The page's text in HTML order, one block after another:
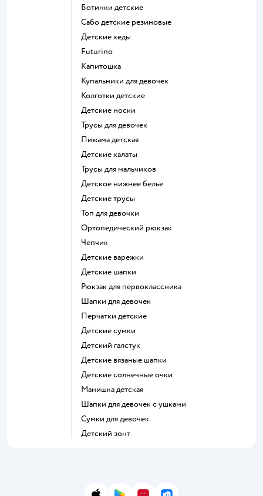
Ботинки детские
Сабо детские резиновые
Детские кеды
Futurino
Капитошка
Купальники для девочек
Колготки детские
Детские носки
Трусы для девочек
Пижама детская
Детские халаты
Трусы для мальчиков
Детское нижнее белье
Детские трусы
Топ для девочки
Ортопедический рюкзак
Чепчик
Детские варежки
Детские шапки
Рюкзак для первоклассника
Шапки для девочек
Перчатки детские
Детские сумки
Детский галстук
Детские вязаные шапки
Детские солнечные очки
Манишка детская
Шапки для девочек с ушками
Сумки для девочек
Детский зонт